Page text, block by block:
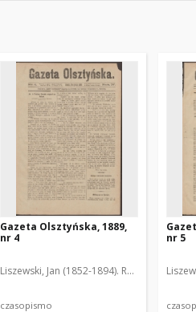
Gazeta Olsztyńska, 1889,
nr 4
Liszewski, Jan (1852-1894). Red.
czasopismo
nr 5